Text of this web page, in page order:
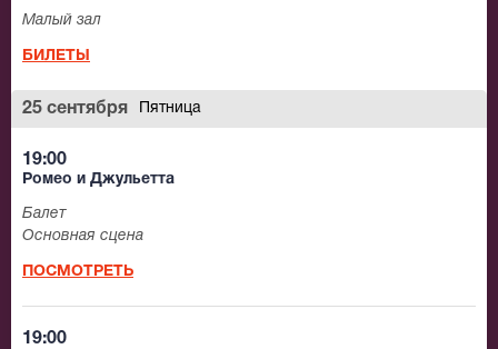
Малый зал
БИЛЕТЫ
25 сентября Пятница
19:00
Ромео и Джульетта
Балет
Основная сцена
ПОСМОТРЕТЬ
19:00